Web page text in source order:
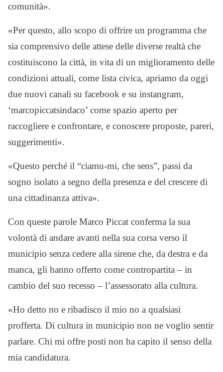
comunità».
«Per questo, allo scopo di offrire un programma che
sia comprensivo delle attese delle diverse realtà che
costituiscono la città, in vita di un miglioramento delle
condizioni attuali, come lista civica, apriamo da oggi
due nuovi canali su facebook e su instangram,
‘marcopiccatsindaco’ come spazio aperto per
raccogliere e confrontare, e conoscere proposte, pareri,
suggerimenti».
«Questo perché il “ciamu-mi, che sens”, passi da
sogno isolato a segno della presenza e del crescere di
una cittadinanza attiva».
Con queste parole Marco Piccat conferma la sua
volontà di andare avanti nella sua corsa verso il
municipio senza cedere alla sirene che, da destra e da
manca, gli hanno offerto come contropartita – in
cambio del suo recesso – l’assessorato alla cultura.
«Ho detto no e ribadisco il mio no a qualsiasi
profferta. Di cultura in municipio non ne voglio sentir
parlare. Chi mi offre posti non ha capito il senso della
mia candidatura.